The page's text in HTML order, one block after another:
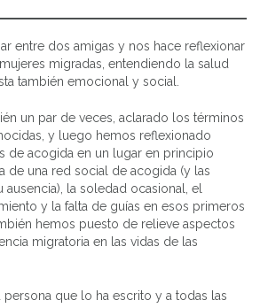
entre dos amigas y nos hace reflexionar
migradas, entendiendo la salud
también emocional y social.
un par de veces, aclarado los términos
y luego hemos reflexionado
de acogida en un lugar en principio
de una red social de acogida (y las
la soledad ocasional, el
y la falta de guías en esos primeros
hemos puesto de relieve aspectos
migratoria en las vidas de las
persona que lo ha escrito y a todas las